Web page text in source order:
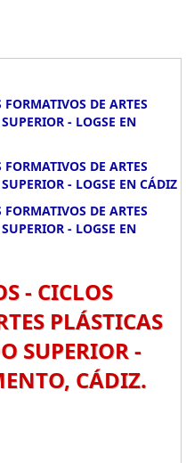
DE ARTES
- LOGSE EN
DE ARTES
- LOGSE EN CÁDIZ
DE ARTES
- LOGSE EN
- CICLOS
PLÁSTICAS
SUPERIOR -
CÁDIZ.